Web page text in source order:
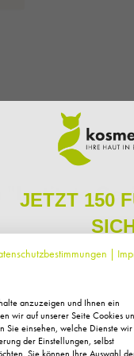
Haut
Reinigungs Creme
der Reinigung
JETZT 150
Sie sich zu
exklusive
Pflege, neue Produkte
kleines Dankeschön für
150 Fuchstaler*, die
Einkauf
|
anzuzeigen und Ihnen ein
wir auf unserer Seite Cookies
Sie einsehen, welche Dienste wir
der Einstellungen, selbst